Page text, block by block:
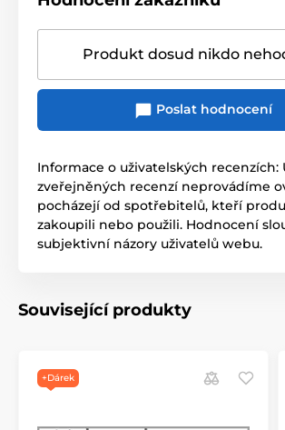
Produkt dosud nikdo
Poslat hodnocení
Informace o uživatelských recenzích:
zveřejněných recenzí neprovádíme
pocházejí od spotřebitelů, kteří
zakoupili nebo použili. Hodnocení
subjektivní názory uživatelů webu.
Související produkty
+Dárek